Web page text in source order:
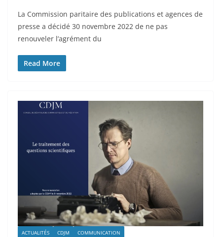
La Commission paritaire des publications et agences de
presse a décidé 30 novembre 2022 de ne pas
renouveler l’agrément du
Read More
ACTUALITÉS CDJM
COMMUNICATION